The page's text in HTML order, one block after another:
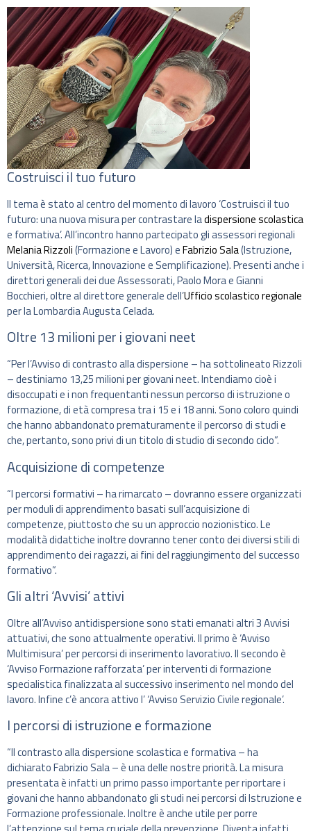
Costruisci il tuo futuro
Il tema è stato al centro del momento di lavoro ‘Costruisci il tuo
futuro: una nuova misura per contrastare ladispersione scolastica
e formativa’. All’incontro hanno partecipato gli assessori regionali
Melania Rizzoli(Formazione e Lavoro) eFabrizio Sala(Istruzione,
Università, Ricerca, Innovazione e Semplificazione). Presenti anche i
direttori generali dei due Assessorati, Paolo Mora e Gianni
Bocchieri, oltre al direttore generale dell’Ufficio scolastico regionale
per la Lombardia Augusta Celada.
Oltre 13 milioni per i giovani neet
“Per l’Avviso di contrasto alla dispersione – ha sottolineato Rizzoli
– destiniamo 13,25 milioni per giovani neet. Intendiamo cioè i
disoccupati e i non frequentanti nessun percorso di istruzione o
formazione, di età compresa tra i 15 e i 18 anni. Sono coloro quindi
che hanno abbandonato prematuramente il percorso di studi e
che, pertanto, sono privi di un titolo di studio di secondo ciclo”.
Acquisizione di competenze
“I percorsi formativi – ha rimarcato – dovranno essere organizzati
per moduli di apprendimento basati sull’acquisizione di
competenze, piuttosto che su un approccio nozionistico. Le
modalità didattiche inoltre dovranno tener conto dei diversi stili di
apprendimento dei ragazzi, ai fini del raggiungimento del successo
formativo”.
Gli altri ‘Avvisi’ attivi
Oltre all’Avviso antidispersione sono stati emanati altri 3 Avvisi
attuativi, che sono attualmente operativi. Il primo è ‘Avviso
Multimisura’ per percorsi di inserimento lavorativo. Il secondo è
‘Avviso Formazione rafforzata’ per interventi di formazione
specialistica finalizzata al successivo inserimento nel mondo del
lavoro. Infine c’è ancora attivo l’ ‘Avviso Servizio Civile regionale’.
I percorsi di istruzione e formazione
“Il contrasto alla dispersione scolastica e formativa – ha
dichiarato Fabrizio Sala – è una delle nostre priorità. La misura
presentata è infatti un primo passo importante per riportare i
giovani che hanno abbandonato gli studi nei percorsi di Istruzione e
Formazione professionale. Inoltre è anche utile per porre